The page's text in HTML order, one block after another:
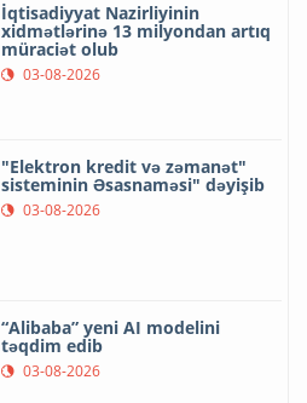
İqtisadiyyat Nazirliyinin
xidmətlərinə 13 milyondan artıq
müraciət olub
03-08-2026
"Elektron kredit və zəmanət"
sisteminin Əsasnaməsi" dəyişib
03-08-2026
“Alibaba” yeni AI modelini
təqdim edib
03-08-2026